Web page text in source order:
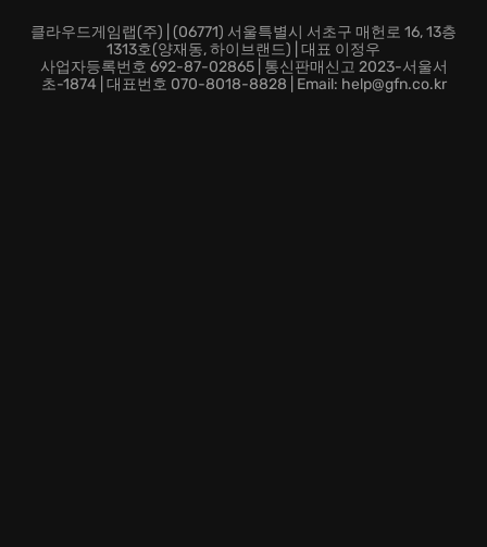
시작하십시오!
클라우드게임랩(주) | (06771) 서울특별시 서초구 매헌로 16, 13층
1313호(양재동, 하이브랜드) | 대표 이정우
사업자등록번호 692-87-02865 | 통신판매신고 2023-서울서
초-1874 | 대표번호 070-8018-8828 | Email: help@gfn.co.kr